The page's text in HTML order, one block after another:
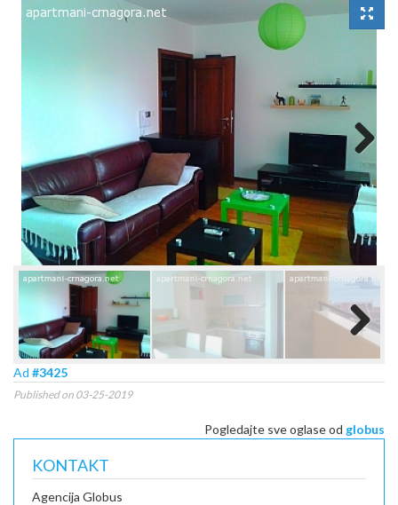
Next
Next
Ad #3425
Published on 03-25-2019
Pogledajte sve oglase od globus
KONTAKT
Agencija Globus